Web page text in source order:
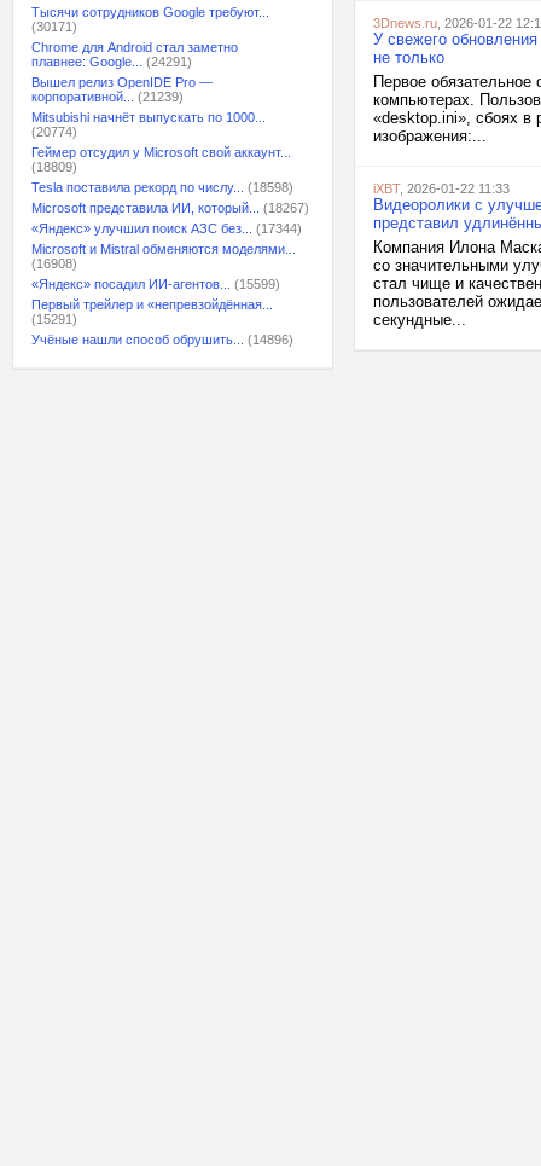
Тысячи сотрудников Google требуют...
(30171)
Chrome для Android стал заметно
плавнее: Google...
(24291)
Вышел релиз OpenIDE Pro —
корпоративной...
(21239)
Mitsubishi начнёт выпускать по 1000...
(20774)
Геймер отсудил у Microsoft свой аккаунт...
(18809)
Tesla поставила рекорд по числу...
(18598)
Microsoft представила ИИ, который...
(18267)
«Яндекс» улучшил поиск АЗС без...
(17344)
Microsoft и Mistral обменяются моделями...
(16908)
«Яндекс» посадил ИИ-агентов...
(15599)
Первый трейлер и «непревзойдённая...
(15291)
Учёные нашли способ обрушить...
(14896)
3Dnews.ru , 2026-01-22
У свежего
не только
Первое обязательное
компьютерах.
«desktop.ini», сбоях в
изображения:...
iXBT, 2026-01-22 11:33
Видеоролики с
представил
Компания Илона
со значительными
стал чище и
пользователей
секундные...